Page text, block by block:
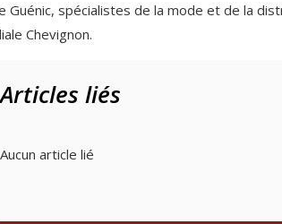
Guénic, spécialistes de la mode et de la
Chevignon.
Articles liés
Aucun article lié